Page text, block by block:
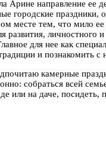
Арине направление ее
городские праздники,
месте тем, что мило
развития, личностного и
для нее как
и познакомить с
камерные
собраться всей
или на даче, посидеть,